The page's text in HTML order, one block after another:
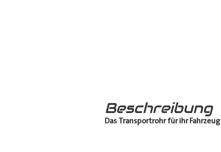
Beschreibung
Das Transportrohr für ihr Fahrzeug